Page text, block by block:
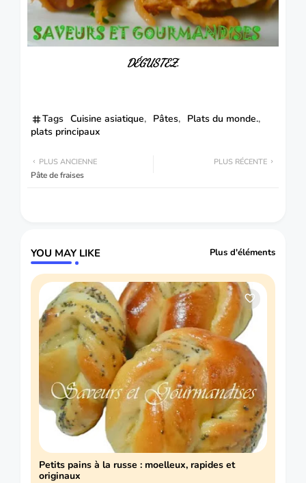
DÉGUSTEZ.
Tags Cuisine asiatique Pâtes
Plats du monde.
plats principaux
PLUS RÉCENTE
PLUS ANCIENNE
Pâte de fraises
YOU MAY LIKE Plus d'éléments
Petits pains à la russe : moelleux, rapides et
originaux